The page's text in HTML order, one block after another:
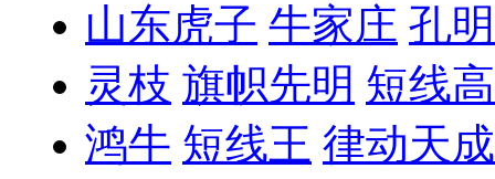
山东虎子 牛家庄 孔
灵枝 旗帜先明 短线
鸿牛 短线王 律动天成